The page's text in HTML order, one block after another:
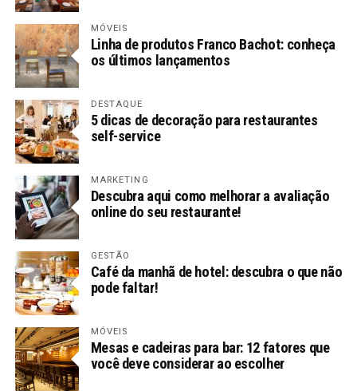
MÓVEIS
Linha de produtos Franco Bachot: conheça
os últimos lançamentos
DESTAQUE
5 dicas de decoração para restaurantes
self-service
MARKETING
Descubra aqui como melhorar a avaliação
online do seu restaurante!
GESTÃO
Café da manhã de hotel: descubra o que não
pode faltar!
MÓVEIS
Mesas e cadeiras para bar: 12 fatores que
você deve considerar ao escolher